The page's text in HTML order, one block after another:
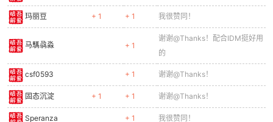
玛丽豆 + 1 + 1 我很赞同！
马騳骉淼 + 1
谢谢@Thanks！配合IDM挺好用
的
csf0593 + 1 谢谢@Thanks！
固态沉淀 + 1 + 1 谢谢@Thanks！
Speranza + 1 我很赞同！